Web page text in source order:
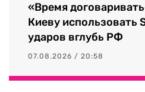
«Время
Киеву использовать
ударов вглубь РФ
07.08.2026 / 20:58